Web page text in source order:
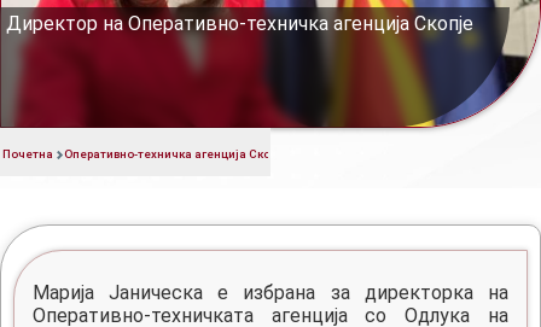
Breadcrumb
Почетна Оперативно-техничка агенција Скопје
Директор на Оперативно-техничка агенција Скопје
Марија Јаническа е избрана за директорка на
Оперативно-техничката агенција со Одлука на